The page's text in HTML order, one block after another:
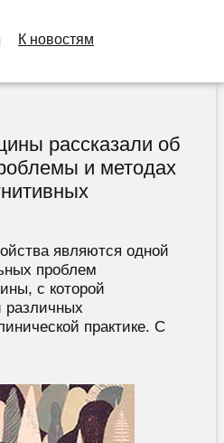
К новостям
рассказали об
и методах
являются одной
проблем
с которой
различных
практике. С